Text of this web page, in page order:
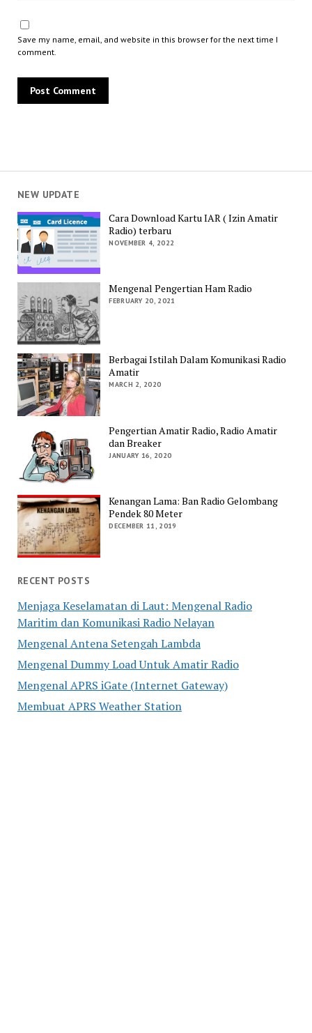
Save my name, email, and website in this browser for the next time I
comment.
NEW UPDATE
Cara Download Kartu IAR ( Izin Amatir
Radio) terbaru
NOVEMBER 4, 2022
Mengenal Pengertian Ham Radio
FEBRUARY 20, 2021
Berbagai Istilah Dalam Komunikasi Radio
Amatir
MARCH 2, 2020
Pengertian Amatir Radio, Radio Amatir
dan Breaker
JANUARY 16, 2020
Kenangan Lama: Ban Radio Gelombang
Pendek 80 Meter
DECEMBER 11, 2019
RECENT POSTS
Menjaga Keselamatan di Laut: Mengenal Radio
Maritim dan Komunikasi Radio Nelayan
Mengenal Antena Setengah Lambda
Mengenal Dummy Load Untuk Amatir Radio
Mengenal APRS iGate (Internet Gateway)
Membuat APRS Weather Station